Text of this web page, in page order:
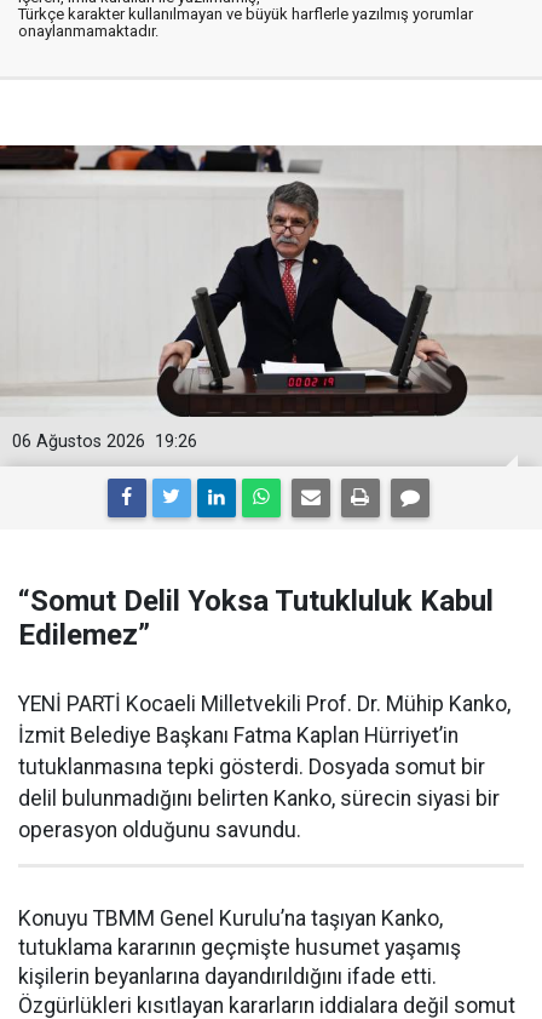
Türkçe karakter kullanılmayan ve büyük harflerle yazılmış yorumlar
onaylanmamaktadır.
19:26
06 Ağustos 2026
“Somut Delil Yoksa Tutukluluk Kabul
Edilemez”
YENİ PARTİ Kocaeli Milletvekili Prof. Dr. Mühip Kanko,
İzmit Belediye Başkanı Fatma Kaplan Hürriyet’in
tutuklanmasına tepki gösterdi. Dosyada somut bir
delil bulunmadığını belirten Kanko, sürecin siyasi bir
operasyon olduğunu savundu.
Konuyu TBMM Genel Kurulu’na taşıyan Kanko,
tutuklama kararının geçmişte husumet yaşamış
kişilerin beyanlarına dayandırıldığını ifade etti.
Özgürlükleri kısıtlayan kararların iddialara değil somut